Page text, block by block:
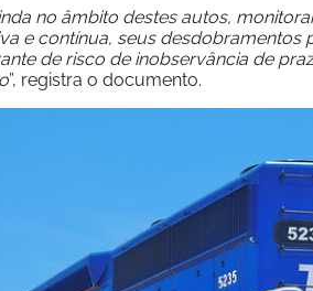
no âmbito destes autos,
e contínua, seus
de risco de inobservância de
”, registra o documento.